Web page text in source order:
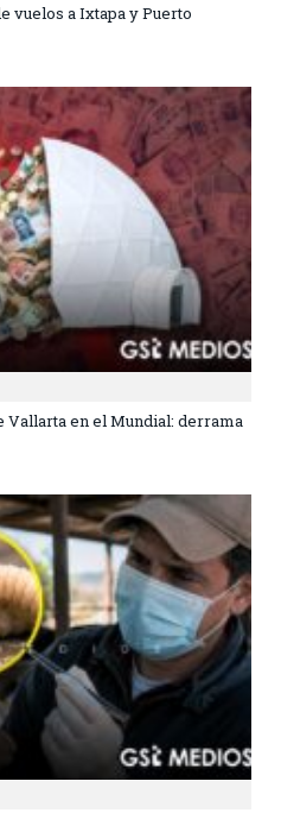
vuelos a Ixtapa y Puerto
Vallarta en el Mundial: derrama